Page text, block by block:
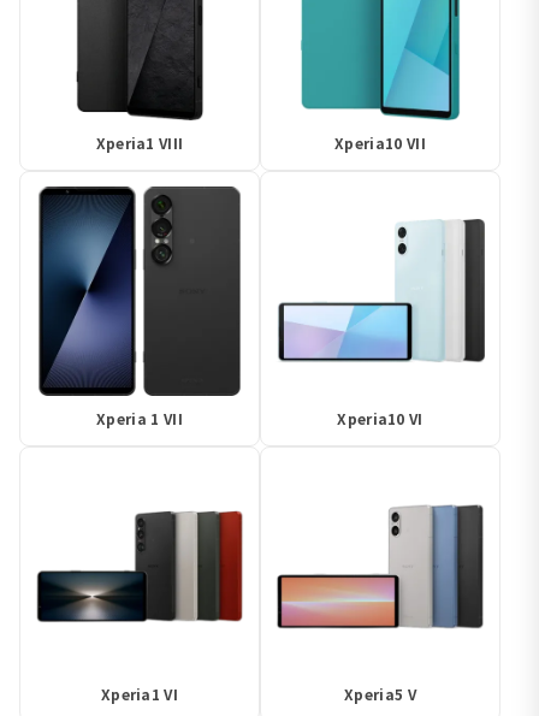
Xperia1 VIII Xperia10 VII
Xperia 1 VII Xperia10 VI
Xperia1 VI Xperia5 V